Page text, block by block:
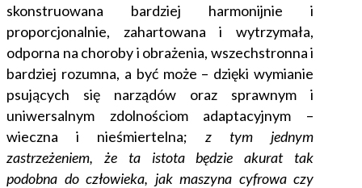
skonstruowana bardziej harmonijnie i
proporcjonalnie, zahartowana i wytrzymała,
odporna na choroby i obrażenia, wszechstronna i
bardziej rozumna, a być może – dzięki wymianie
psujących się narządów oraz sprawnym i
uniwersalnym zdolnościom adaptacyjnym –
wieczna i nieśmiertelna;z tym jednym
zastrzeżeniem, że ta istota będzie akurat tak
podobna do człowieka, jak maszyna cyfrowa czy